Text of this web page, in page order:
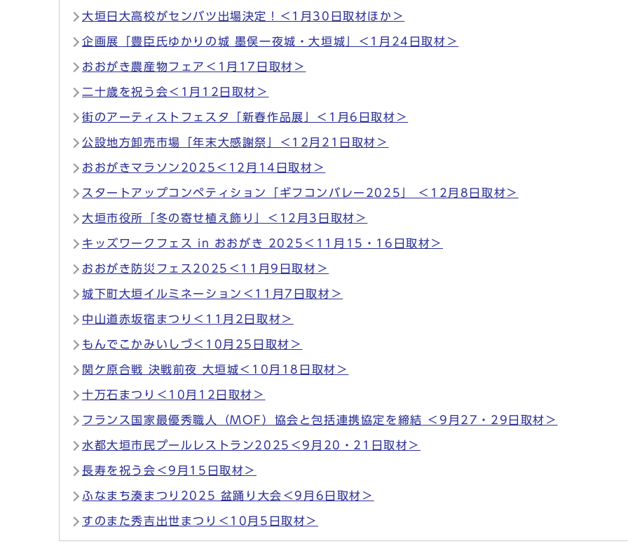
大垣日大高校がセンバツ出場決定！＜1月30日取材ほか＞
企画展「豊臣氏ゆかりの城 墨俣一夜城・大垣城」＜1月24日取材＞
おおがき農産物フェア＜1月17日取材＞
二十歳を祝う会＜1月12日取材＞
街のアーティストフェスタ「新春作品展」＜1月6日取材＞
公設地方卸売市場「年末大感謝祭」＜12月21日取材＞
おおがきマラソン2025＜12月14日取材＞
スタートアップコンペティション「ギフコンバレー2025」 ＜12月8日取材＞
大垣市役所「冬の寄せ植え飾り」＜12月3日取材＞
キッズワークフェス in おおがき 2025＜11月15・16日取材＞
おおがき防災フェス2025＜11月9日取材＞
城下町大垣イルミネーション＜11月7日取材＞
中山道赤坂宿まつり＜11月2日取材＞
もんでこかみいしづ＜10月25日取材＞
関ケ原合戦 決戦前夜 大垣城＜10月18日取材＞
十万石まつり＜10月12日取材＞
フランス国家最優秀職人（MOF）協会と包括連携協定を締結 ＜9月27・29日取材＞
水都大垣市民プールレストラン2025＜9月20・21日取材＞
長寿を祝う会＜9月15日取材＞
ふなまち湊まつり2025 盆踊り大会＜9月6日取材＞
すのまた秀吉出世まつり＜10月5日取材＞